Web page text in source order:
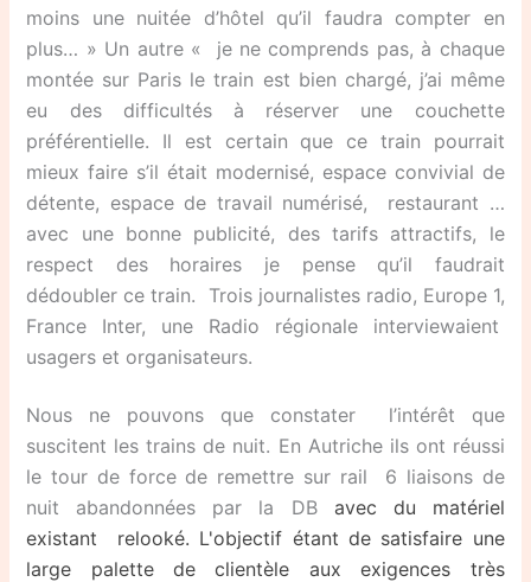
moins une nuitée d’hôtel qu’il faudra compter en
plus… » Un autre « je ne comprends pas, à chaque
montée sur Paris le train est bien chargé, j’ai même
eu des difficultés à réserver une couchette
préférentielle. Il est certain que ce train pourrait
mieux faire s’il était modernisé, espace convivial de
détente, espace de travail numérisé, restaurant …
avec une bonne publicité, des tarifs attractifs, le
respect des horaires je pense qu’il faudrait
dédoubler ce train. Trois journalistes radio, Europe 1,
France Inter, une Radio régionale interviewaient
usagers et organisateurs.
Nous ne pouvons que constater l’intérêt que
suscitent les trains de nuit. En Autriche ils ont réussi
le tour de force de remettre sur rail 6 liaisons de
nuit abandonnées par la DB avec du matériel
existant relooké. L'objectif étant de satisfaire une
large palette de clientèle aux exigences très